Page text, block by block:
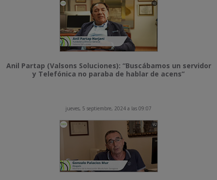
Anil Partap (Valsons Soluciones): “Buscábamos un servidor
y Telefónica no paraba de hablar de acens”
jueves, 5 septiembre, 2024 a las 09:07